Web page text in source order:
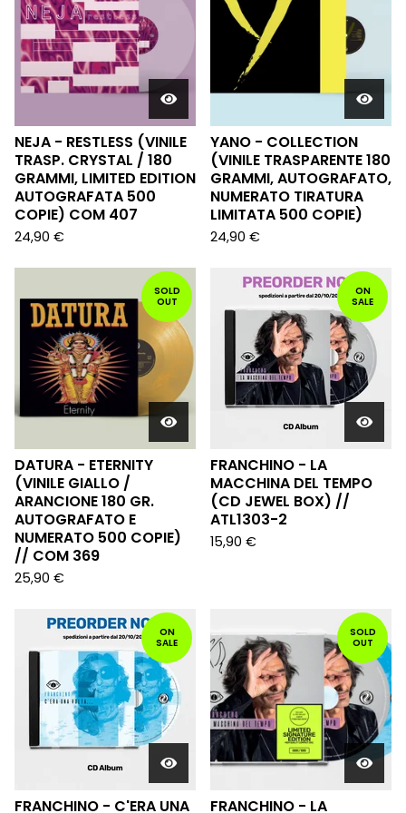
NEJA - RESTLESS (VINILE
TRASP. CRYSTAL / 180
GRAMMI, LIMITED EDITION
AUTOGRAFATA 500
COPIE) COM 407
24,90 €
YANO - COLLECTION
(VINILE TRASPARENTE 180
GRAMMI, AUTOGRAFATO,
NUMERATO TIRATURA
LIMITATA 500 COPIE)
24,90 €
SOLD
OUT
DATURA - ETERNITY
(VINILE GIALLO /
ARANCIONE 180 GR.
AUTOGRAFATO E
NUMERATO 500 COPIE)
// COM 369
25,90 €
ON
SALE
FRANCHINO - LA
MACCHINA DEL TEMPO
(CD JEWEL BOX) //
ATL1303-2
15,90 €
ON
SALE
FRANCHINO - C'ERA UNA
SOLD
OUT
FRANCHINO - LA